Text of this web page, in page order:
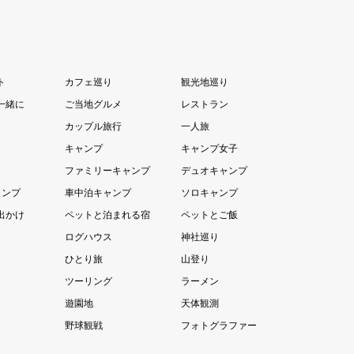
カフェ巡り
観光地巡り
緒に
ご当地グルメ
レストラン
カップル旅行
一人旅
キャンプ
キャンプ女子
ファミリーキャンプ
デュオキャンプ
プ
車中泊キャンプ
ソロキャンプ
かけ
ペットと泊まれる宿
ペットとご飯
ログハウス
神社巡り
ひとり旅
山登り
ツーリング
ラーメン
遊園地
天体観測
野球観戦
フォトグラファー